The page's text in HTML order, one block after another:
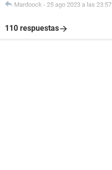
Mardoock - 25 ago 2023 a las 23:57
110 respuestas